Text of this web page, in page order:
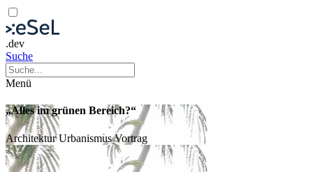
.dev
Suche
Menü
„Alles im grünen Bereich?“
ArchitekturUrbanismusVortrag